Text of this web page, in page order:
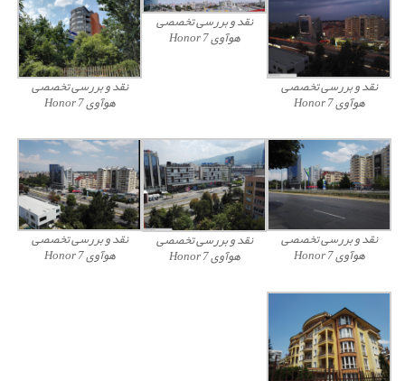
نقد و بررسی تخصصی
هوآوی Honor 7
نقد و بررسی تخصصی
هوآوی Honor 7
نقد و بررسی تخصصی
هوآوی Honor 7
نقد و بررسی تخصصی
هوآوی Honor 7
نقد و بررسی تخصصی
هوآوی Honor 7
نقد و بررسی تخصصی
هوآوی Honor 7